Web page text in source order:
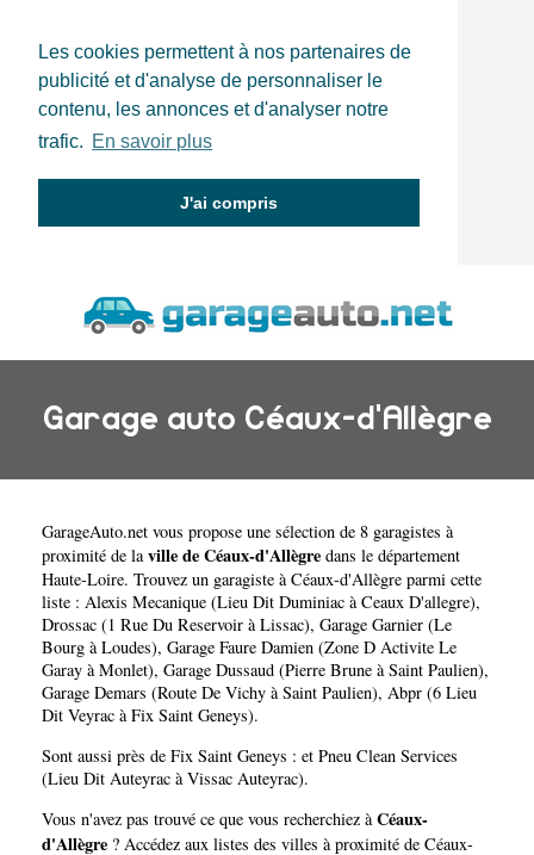
Les cookies permettent à nos partenaires de
publicité et d'analyse de personnaliser le
contenu, les annonces et d'analyser notre
trafic. En savoir plus
J'ai compris
Garage auto Céaux-d'Allègre
GarageAuto.net vous propose une sélection de 8 garagistes à
proximité de laville de Céaux-d'Allègre dans le département
Haute-Loire. Trouvez un garagiste à Céaux-d'Allègre parmi cette
liste : Alexis Mecanique (Lieu Dit Duminiac à Ceaux D'allegre),
Drossac (1 Rue Du Reservoir à Lissac), Garage Garnier (Le
Bourg à Loudes), Garage Faure Damien (Zone D Activite Le
Garay à Monlet), Garage Dussaud (Pierre Brune à Saint Paulien),
Garage Demars (Route De Vichy à Saint Paulien), Abpr (6 Lieu
Dit Veyrac à Fix Saint Geneys).
Sont aussi près de Fix Saint Geneys : et Pneu Clean Services
(Lieu Dit Auteyrac à Vissac Auteyrac).
Vous n'avez pas trouvé ce que vous recherchiez àCéaux-
d'Allègre ? Accédez aux listes des villes à proximité de Céaux-